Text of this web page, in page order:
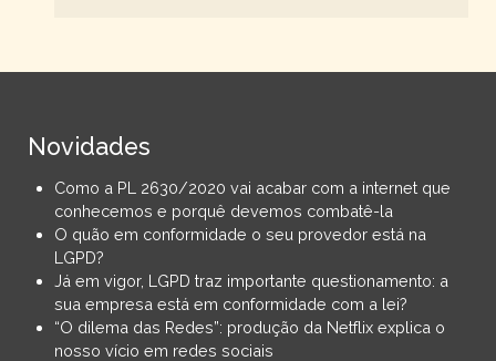
Novidades
Como a PL 2630/2020 vai acabar com a internet que
conhecemos e porquê devemos combatê-la
O quão em conformidade o seu provedor está na
LGPD?
Já em vigor, LGPD traz importante questionamento: a
sua empresa está em conformidade com a lei?
“O dilema das Redes”: produção da Netflix explica o
nosso vício em redes sociais